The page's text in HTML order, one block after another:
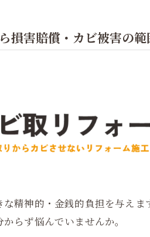
損害賠償・カビ被害の
精神的・金銭的負担を与え
らず悩んでいませんか。